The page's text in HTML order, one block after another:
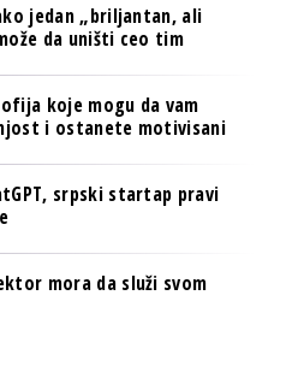
jedan „briljantan, ali
da uništi ceo tim
koje mogu da vam
i ostanete motivisani
srpski startap pravi
mora da služi svom